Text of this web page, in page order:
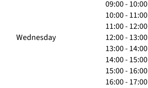
Wednesday
09:00 - 10:00
10:00 - 11:00
11:00 - 12:00
12:00 - 13:00
13:00 - 14:00
14:00 - 15:00
15:00 - 16:00
16:00 - 17:00